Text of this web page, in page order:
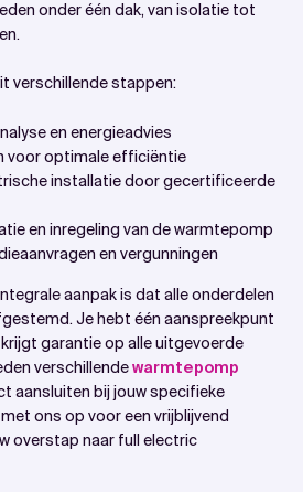
onder één dak, van isolatie tot
verschillende stappen:
en energieadvies
voor optimale efficiëntie
installatie door gecertificeerde
en inregeling van de warmtepomp
en vergunningen
aanpak is dat alle onderdelen
Je hebt één aanspreekpunt
garantie op alle uitgevoerde
verschillendewarmtepomp
aansluiten bij jouw specifieke
ons op voor een vrijblijvend
overstap naar full electric